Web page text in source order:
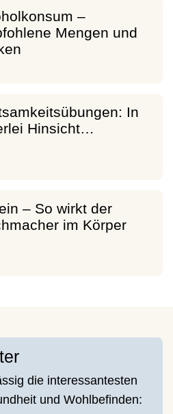
–
Mengen und
In
Hinsicht…
– So wirkt der
im Körper
die interessantesten
und Wohlbefinden: